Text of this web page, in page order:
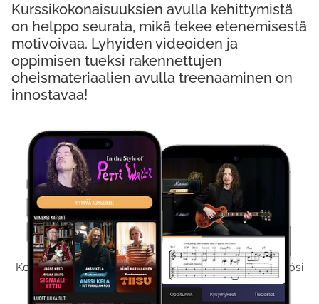
Kokeile Ilmaiseksi
Kokeilemalla ilmaiseksi saat koko sisältömme käyttöösi
viikon ajaksi.
Kurssikokonaisuuksien avulla kehittymistä
on helppo seurata, mikä tekee etenemisestä
motivoivaa. Lyhyiden videoiden ja
oppimisen tueksi rakennettujen
oheismateriaalien avulla treenaaminen on
innostavaa!